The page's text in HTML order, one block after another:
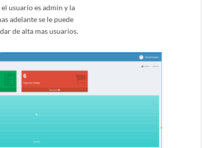
usuario es admin y la
adelante se le puede
de alta mas usuarios.